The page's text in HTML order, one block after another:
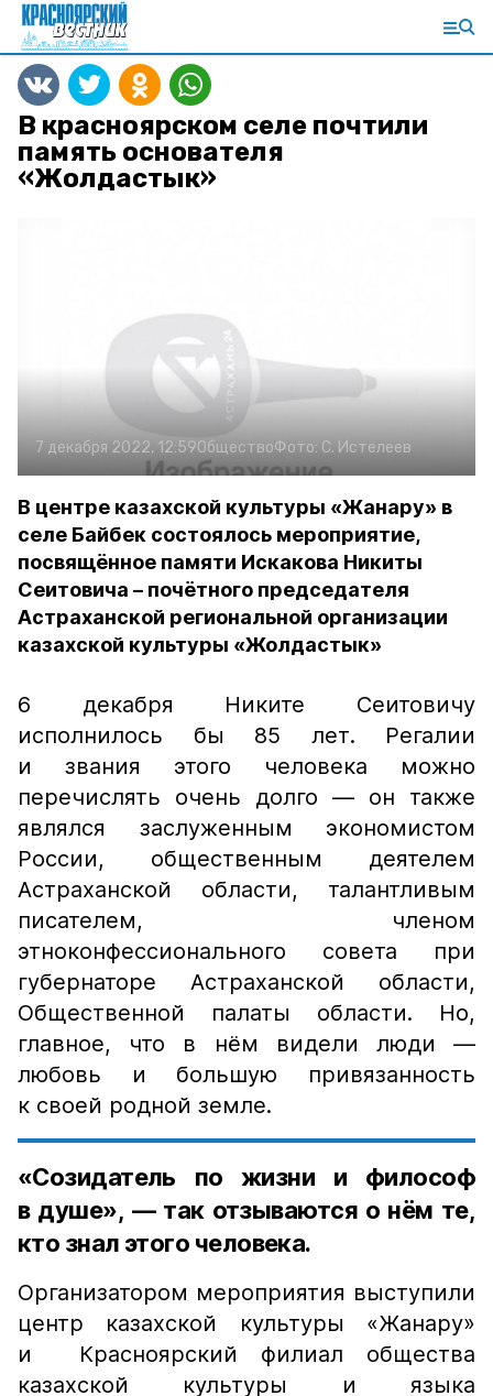
В красноярском селе почтили
память основателя
«Жолдастык»
7 декабря 2022, 12:59ОбществоФото: С. Истелеев
В центре казахской культуры «Жанару» в
селе Байбек состоялось мероприятие,
посвящённое памяти Искакова Никиты
Сеитовича – почётного председателя
Астраханской региональной организации
казахской культуры «Жолдастык»
6 декабря Никите Сеитовичу
исполнилось бы 85 лет. Регалии
и звания этого человека можно
перечислять очень долго — он также
являлся заслуженным экономистом
России, общественным деятелем
Астраханской области, талантливым
писателем, членом
этноконфессионального совета при
губернаторе Астраханской области,
Общественной палаты области. Но,
главное, что в нём видели люди —
любовь и большую привязанность
к своей родной земле.
«Созидатель по жизни и философ
в душе», — так отзываются о нём те,
кто знал этого человека.
Организатором мероприятия выступили
центр казахской культуры «Жанару»
и Красноярский филиал общества
казахской культуры и языка